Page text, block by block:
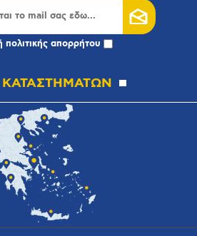
πολιτικής απορρήτου
ΚΑΤΑΣΤΗΜΑΤΩΝ